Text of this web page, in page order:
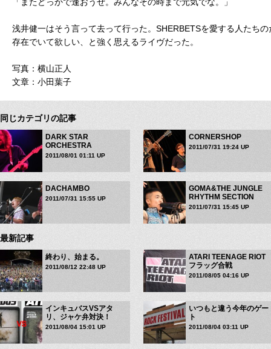
浅井健一はそう言って去って行った。SHERBETSを愛する人たち
存在でいて欲しい、と強く思えるライヴだった。
写真：横山正人
文章：小田葉子
同じカテゴリの記事
DARK STAR
ORCHESTRA
2011/08/01 01:11 UP
CORNERSHOP
2011/07/31 19:24 UP
DACHAMBO
2011/07/31 15:55 UP
GOMA&THE JUNGLE
RHYTHM SECTION
2011/07/31 15:45 UP
最新記事
終わり、始まる。
2011/08/12 22:48 UP
ATARI TEENAGE RIOT
フラッグ合戦
2011/08/05 04:16 UP
インキュバスVSアタ
リ、ジャケ弁対決！
2011/08/04 15:01 UP
いつもと違う今年のゲー
ト
2011/08/04 03:11 UP